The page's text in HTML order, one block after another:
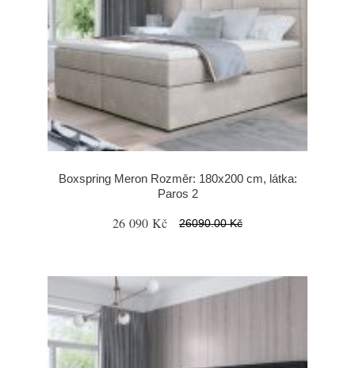
Boxspring Meron Rozměr: 180x200 cm, látka:
Paros 2
26 090 Kč 26090.00 Kč